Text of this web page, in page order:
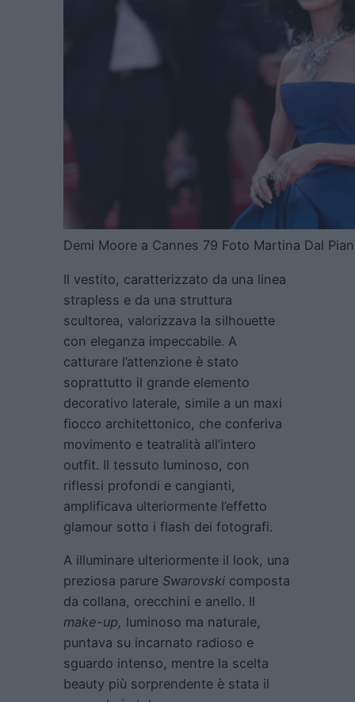
Demi Moore a Cannes 79 Foto Martina Dal
Il vestito, caratterizzato da una linea
strapless e da una struttura
scultorea, valorizzava la silhouette
con eleganza impeccabile. A
catturare l’attenzione è stato
soprattutto il grande elemento
decorativo laterale, simile a un maxi
fiocco architettonico, che conferiva
movimento e teatralità all’intero
outfit. Il tessuto luminoso, con
riflessi profondi e cangianti,
amplificava ulteriormente l’effetto
glamour sotto i flash dei fotografi.
A illuminare ulteriormente il look, una
preziosa parure Swarovski composta
da collana, orecchini e anello. Il
make-up, luminoso ma naturale,
puntava su incarnato radioso e
sguardo intenso, mentre la scelta
beauty più sorprendente è stata il